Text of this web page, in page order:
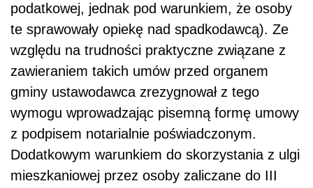
podatkowej, jednak pod warunkiem, że osoby
te sprawowały opiekę nad spadkodawcą). Ze
względu na trudności praktyczne związane z
zawieraniem takich umów przed organem
gminy ustawodawca zrezygnował z tego
wymogu wprowadzając pisemną formę umowy
z podpisem notarialnie poświadczonym.
Dodatkowym warunkiem do skorzystania z ulgi
mieszkaniowej przez osoby zaliczane do III